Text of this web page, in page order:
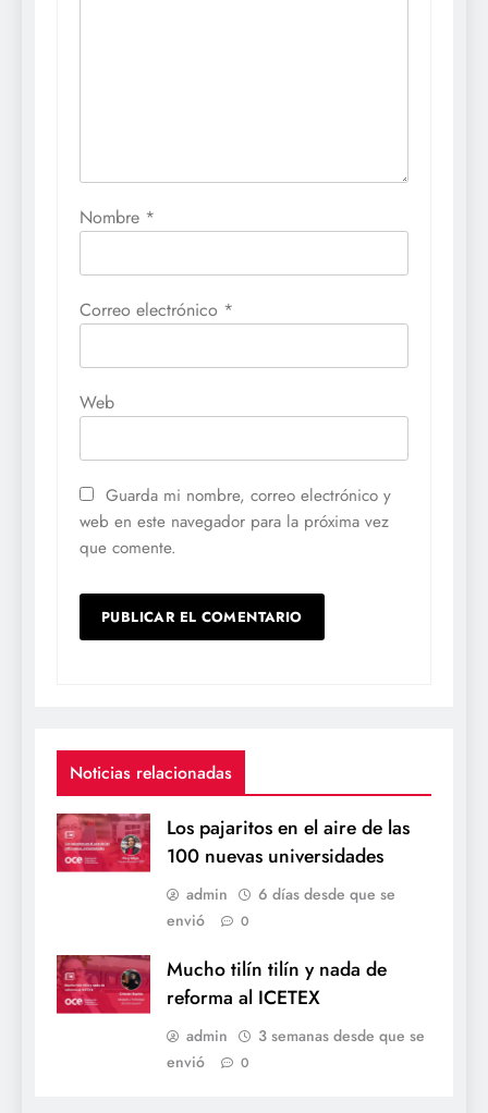
Nombre *
Correo electrónico *
Web
Guarda mi nombre, correo electrónico y
web en este navegador para la próxima vez
que comente.
Noticias relacionadas
Los pajaritos en el aire de las
100 nuevas universidades
admin
6 días desde que se
envió
0
Mucho tilín tilín y nada de
reforma al ICETEX
admin
3 semanas desde que se
envió
0